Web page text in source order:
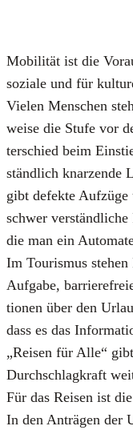
Mobi­li­tät ist die
sozia­le und für
Vie­len Men­schen
wei­se die Stu­fe vor
ter­schied beim
ständ­lich knar­zen­de
gibt defek­te Auf­zü­ge
schwer
die man ein
Im Tou­ris­mus
Auf­ga­be,
tio­nen über den
dass es das
„Rei­sen für Alle“
Durch­schlag­kraft
Für das Rei­sen ist
In den Anträ­gen der